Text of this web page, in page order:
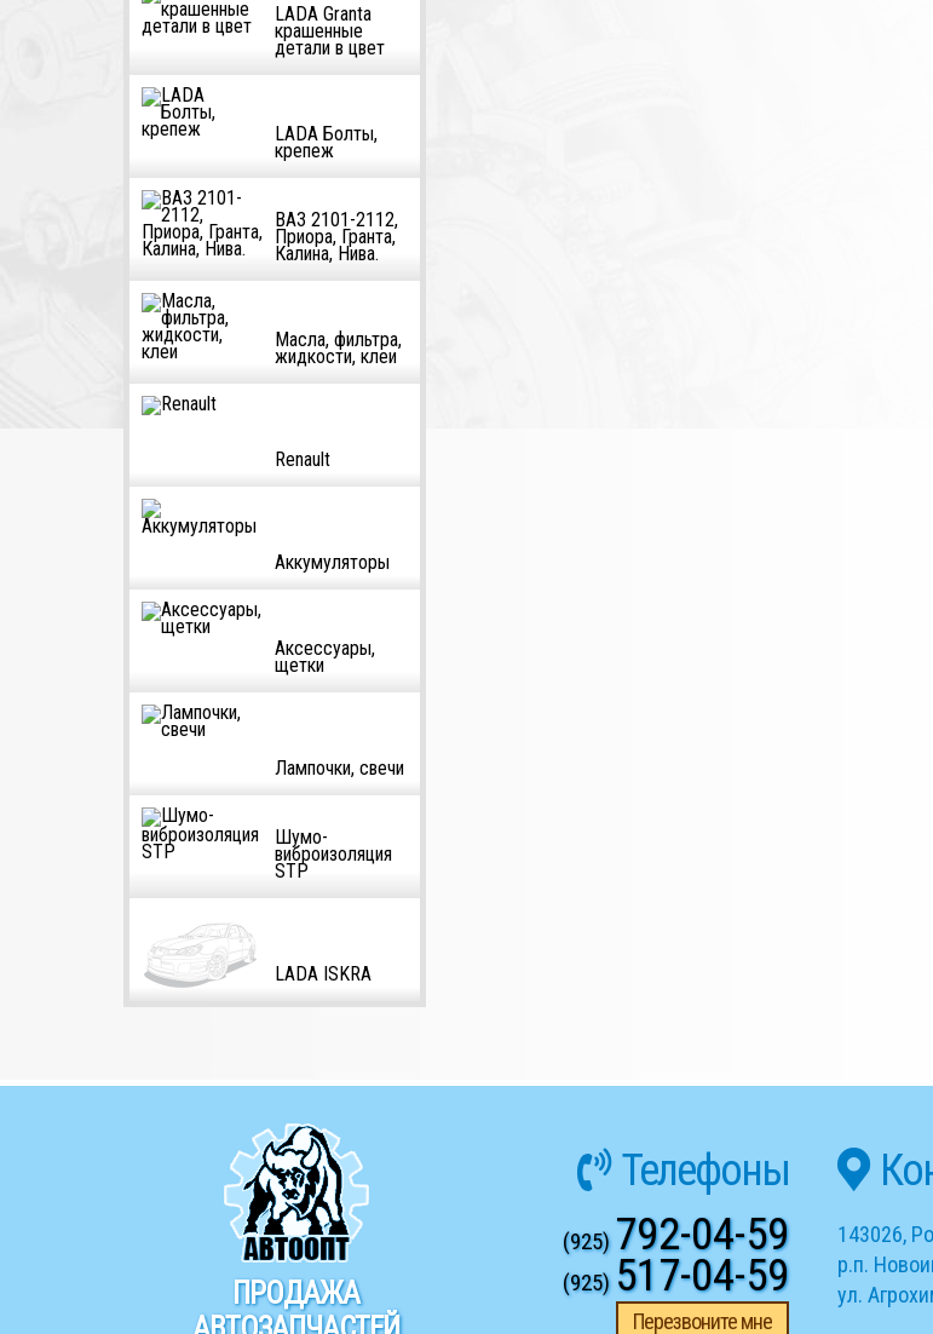
LADA Granta
крашенные
детали в цвет
LADA Болты,
крепеж
ВАЗ 2101-2112,
Приора, Гранта,
Калина, Нива.
Масла, фильтра,
жидкости, клеи
Renault
Аккумуляторы
Аксессуары,
щетки
Лампочки, свечи
Шумо-
виброизоляция
STP
LADA ISKRA
ПРОДАЖА
Телефоны
(925) 792-04-59
(925) 517-04-59
Перезвоните мне
143026,
р.п.
ул.